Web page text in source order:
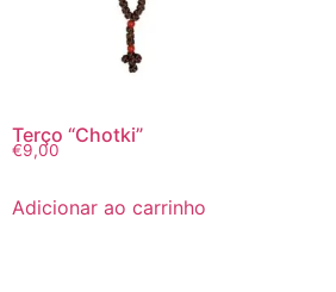
Terço “Chotki”
€9,00
Adicionar ao carrinho